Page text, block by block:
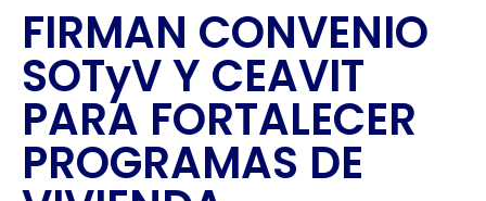
FIRMAN CONVENIO
SOTyV Y CEAVIT
PARA FORTALECER
PROGRAMAS DE